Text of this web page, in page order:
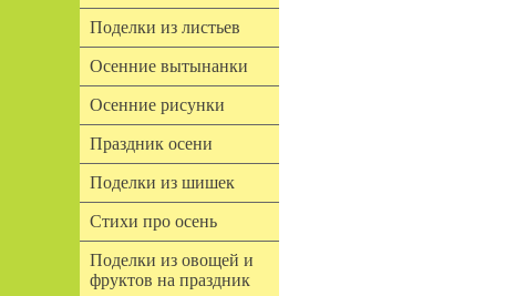
Поделки из листьев
Осенние вытынанки
Осенние рисунки
Праздник осени
Поделки из шишек
Стихи про осень
Поделки из овощей и
фруктов на праздник